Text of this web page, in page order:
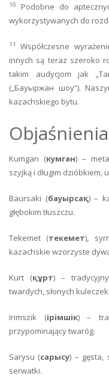
10
Podobne do
wykorzystywanych do
11 Współczesne
innych są teraz szeroko
takim audycjom jak
(„Бауыржан шоу”).
kazachskiego bytu.
Objaśnienia
Kumgan (кумган) –
szyjką i długim dzióbkiem,
Baursaki (бауырсақ) –
głębokim tłuszczu.
Tekemet (текемет),
kazachskie wzorzyste
Kurt (құрт) –
twardych, słonych kuleczek.
Irimszik (iрiмшiк) –
przypominający twaróg.
Sarysu (сарысу) – gęsta,
serwatki.